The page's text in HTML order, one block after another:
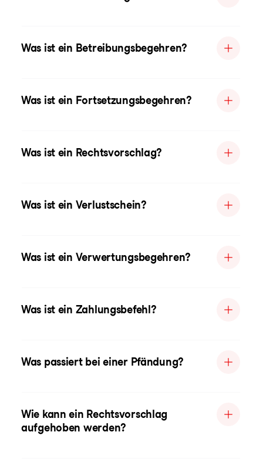
Was ist ein Betreibungsbegehren?
Was ist ein Fortsetzungsbegehren?
Was ist ein Rechtsvorschlag?
Was ist ein Verlustschein?
Was ist ein Verwertungsbegehren?
Was ist ein Zahlungsbefehl?
Was passiert bei einer Pfändung?
Wie kann ein Rechtsvorschlag
aufgehoben werden?